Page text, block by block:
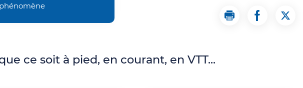
de patience
sentiers dans un
Imprimer la page
Partager la
ce soit à pied, en courant, en VTT...